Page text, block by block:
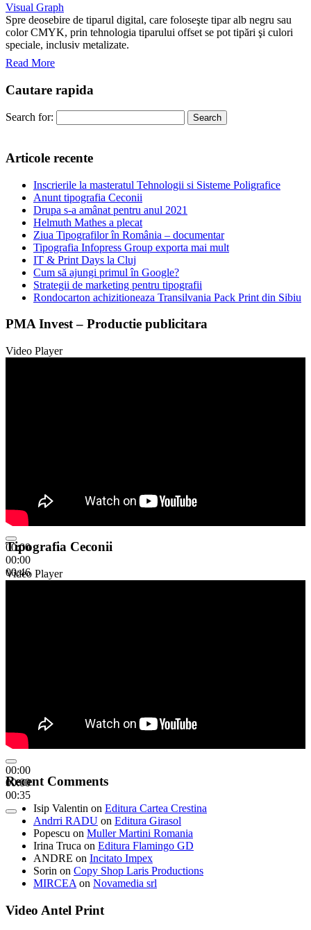
Visual Graph
Spre deosebire de tiparul digital, care foloseşte tipar alb negru sau
color CMYK, prin tehnologia tiparului offset se pot tipări şi culori
speciale, inclusiv metalizate.
Read More
Cautare rapida
Search for:
Articole recente
Inscrierile la masteratul Tehnologii si Sisteme Poligrafice
Anunt tipografia Ceconii
Drupa s-a amânat pentru anul 2021
Helmuth Mathes a plecat
Ziua Tipografilor în România – documentar
Tipografia Infopress Group exporta mai mult
IT & Print Days la Cluj
Cum să ajungi primul în Google?
Strategii de marketing pentru tipografii
Rondocarton achizitioneaza Transilvania Pack Print din Sibiu
PMA Invest – Productie publicitara
Video Player
00:00
00:00
00:46
Tipografia Ceconii
Video Player
00:00
00:00
00:35
Recent Comments
Isip Valentin on Editura Cartea Crestina
Andrri RADU on Editura Girasol
Popescu on Muller Martini Romania
Irina Truca on Editura Flamingo GD
ANDRE on Incitato Impex
Sorin on Copy Shop Laris Productions
MIRCEA on Novamedia srl
Video Antel Print